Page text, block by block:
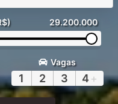
29.200.000
Vagas
1 2 3 4 +